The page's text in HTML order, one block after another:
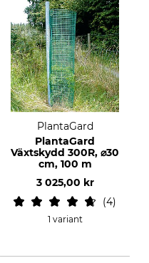
PlantaGard
PlantaGard
Växtskydd 300R, ⌀30
cm, 100 m
3 025,00 kr
4
1 variant